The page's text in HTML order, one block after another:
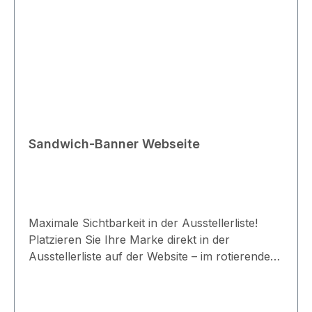
Sandwich-Banner Webseite
Maximale Sichtbarkeit in der Ausstellerliste!
Platzieren Sie Ihre Marke direkt in der
Ausstellerliste auf der Website – im rotierenden